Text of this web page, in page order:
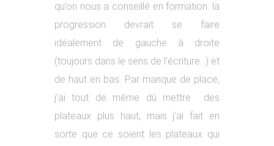
qu’on nous a conseillé en formation: la
progression devrait se faire
idéalement de gauche à droite
(toujours dans le sens de l’écriture…) et
de haut en bas. Par manque de place,
j’ai tout de même dû mettre des
plateaux plus haut, mais j’ai fait en
sorte que ce soient les plateaux qui